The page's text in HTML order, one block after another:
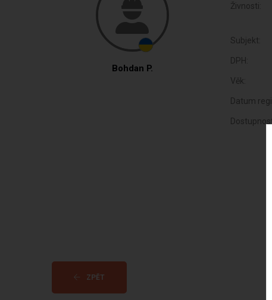
Bohdan P.
Živnosti:
Subjekt:
DPH:
Věk:
Datum
ZPĚT